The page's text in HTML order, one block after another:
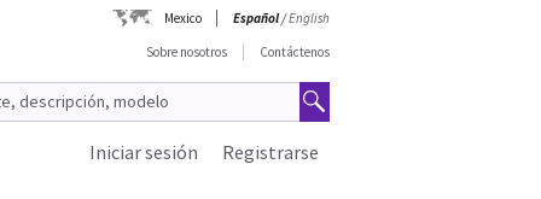
Mexico Español/English
Sobre nosotros
Contáctenos
Registrarse
Iniciar sesión